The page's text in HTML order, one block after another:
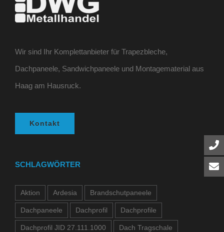
Wir sind Ihr Komplettanbieter für Trapezbleche,
Dachpaneele, Sandwichpaneele und Montagematerial aus
Haag am Hausruck.
Kontakt
SCHLAGWÖRTER
Aktion Ardesia Brandschutpaneele
Dachpaneele Dachprofil Dachprofile
Dachprofil JID 27.111.1000 Dach Tragschale